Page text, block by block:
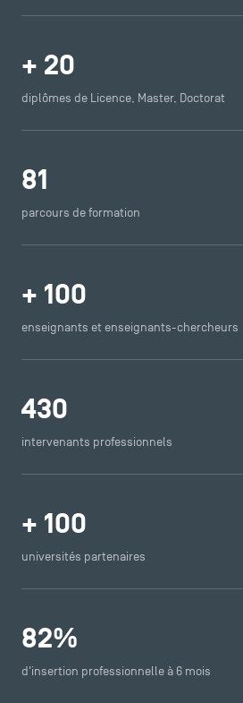
+ 20
diplômes de Licence, Master, Doctorat
81
parcours de formation
+ 100
enseignants et enseignants-chercheurs
430
intervenants professionnels
+ 100
universités partenaires
82%
d'insertion professionnelle à 6 mois